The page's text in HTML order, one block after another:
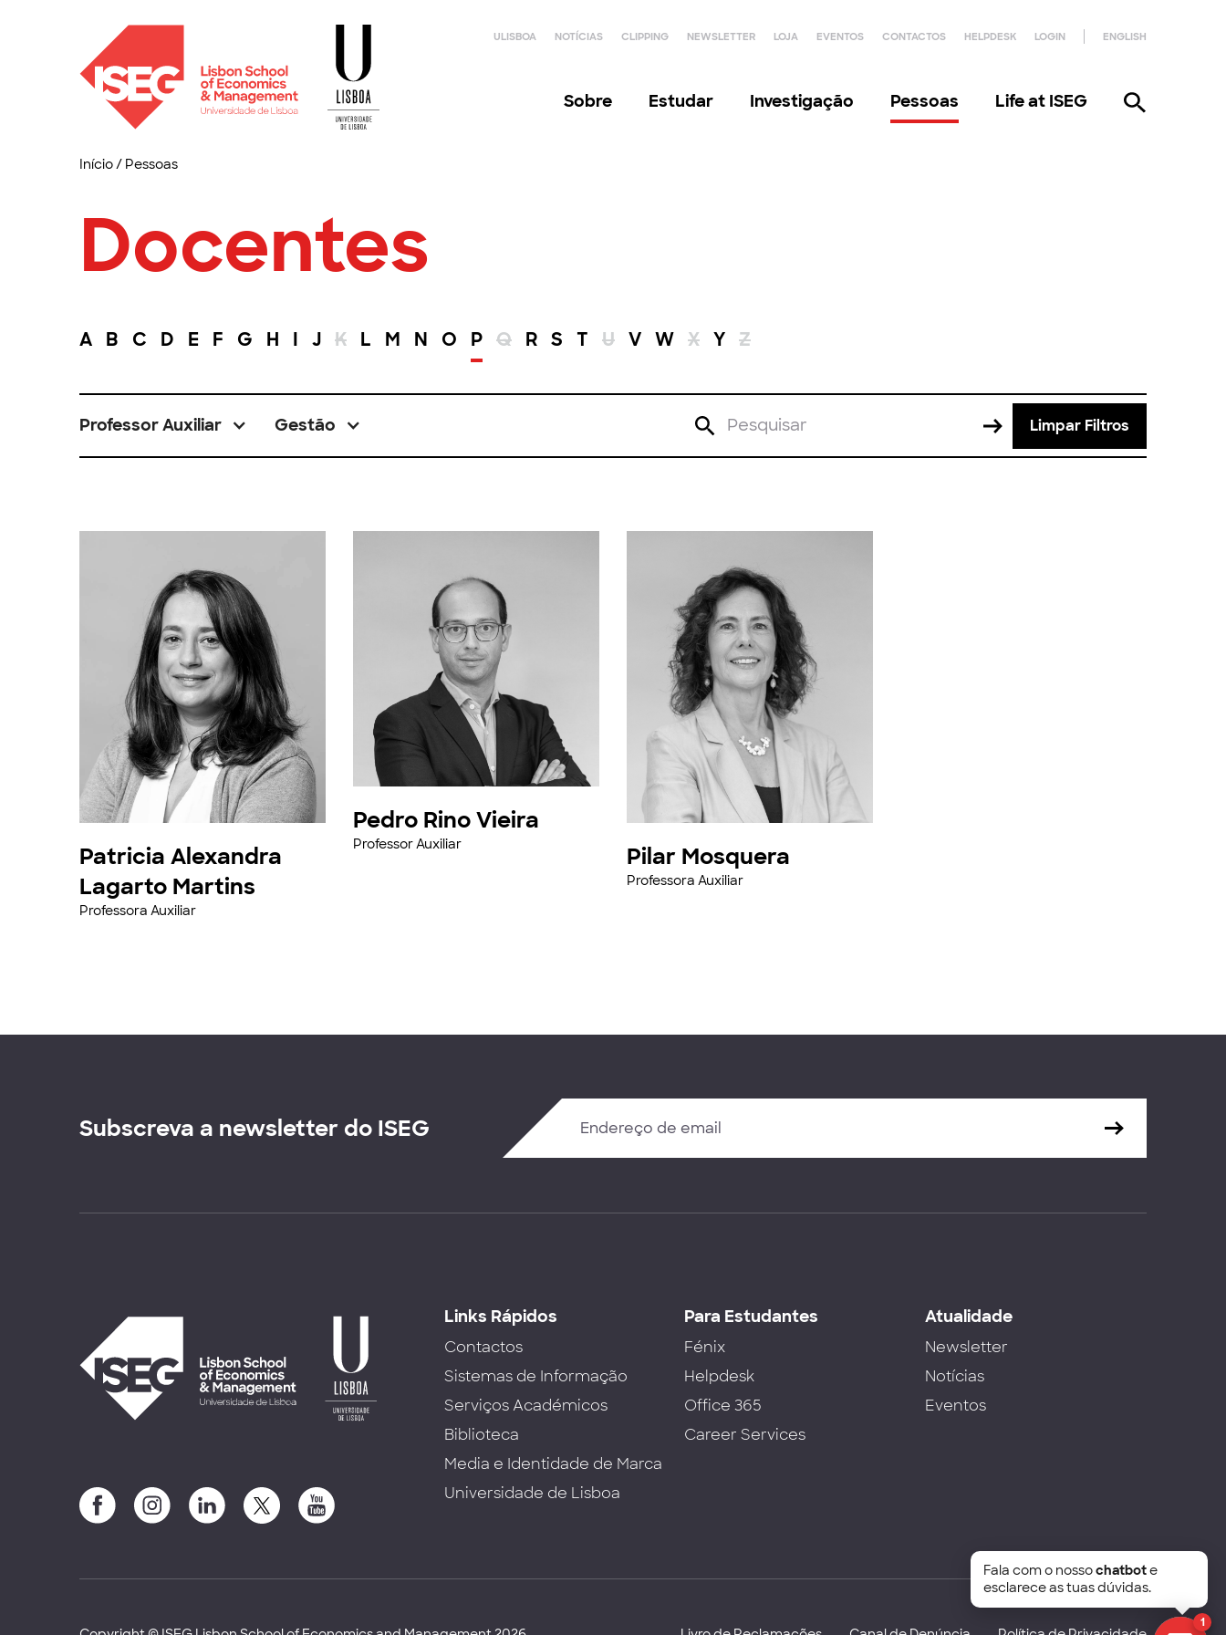
ULISBOA NOTÍCIAS CLIPPING NEWSLETTER LOJA EVENTOS CONTACTOS HELPDESK LOGIN ENGLISH
Sobre Estudar Investigação Pessoas Life at ISEG
Início/ Pessoas
Docentes
A B C D E F G H I J K L M N O P Q R S T U V W X Y Z
Professor Auxiliar Gestão Limpar Filtros
Patricia Alexandra
Lagarto Martins
Professora Auxiliar
Pedro Rino Vieira
Professor Auxiliar Pilar Mosquera
Professora Auxiliar
Subscreva a newsletter do ISEG
Links Rápidos
Contactos
Sistemas de Informação
Serviços Académicos
Biblioteca
Media e Identidade de Marca
Universidade de Lisboa
Para Estudantes
Fénix
Helpdesk
Office 365
Career Services
Atualidade
Newsletter
Notícias
Eventos
1
Fala com o nossochatbote
esclarece as tuas dúvidas.